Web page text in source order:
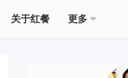
关于红餐 更多